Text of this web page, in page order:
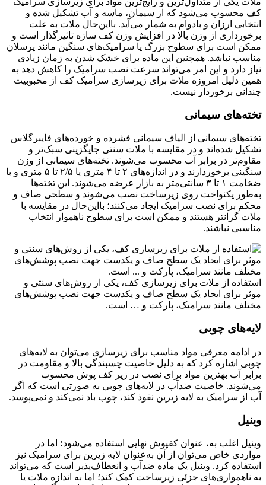
کف محسوب می‌شود که از سیمان، ماسه و آب تشکیل شده و
انتخابی ارزان و بادوام به شمار می‌آید. بااین‌حال ملات به علت
برخورداری از وزن بالا در افزایش وزن کف سازه تاثیرگذار است و
ممکن است برای سطوح بزرگ یا سرامیک‌های سنگین مانند پرسلان
مناسب نباشد. همچنین این ماده برای خشک شدن به زمان زیادی
نیاز دارد و این امر می‌تواند سرعت نصب سرامیک را کاهش دهد به
همین دلیل امروزه ملات برای زیرسازی سرامیک کف از محبوبیت
چندانی برخوردار نیست.
تخته‌های سیمانی
تخته‌های سیمانی از الیاف سیمانی فشرده و خورده‌های فایبرگلاس
تشکیل شده‌اند و در مقایسه با ملات سنتی جایگزینی سبک‌تر و
مقاوم‌تر در برابر آب محسوب می‌شوند. تخته‌های سیمانی از وزن
سنگینی برخوردارند و در اندازه‌های ۲ تا ۴ متری یا ۲/۵ تا ۵ متری و با
ضخامت ۱ تا ۳ سانتی‌متر به بازار عرضه می‌شوند. این تخته‌ها
به‌طور یکنواخت روی زیرساخت نصب می‌شوند و سطحی صاف و
محکم برای نصب سرامیک ایجاد می‌کنند؛ بااین‌حال در مقایسه با
ملات‌ گرانتر هستند و ممکن است برای سطوح ناهموار انتخاب
مناسبی نباشند.
استفاده از ملات برای زیرسازی کف، یکی از روش‌های سنتی و
موثر برای ایجاد یک سطح صاف و یکدست جهت نصب پوشش‌های
مختلف مانند سرامیک، پارکت و … است.
لایه‌های چوبی
در ادامه معرفی مواد مناسب برای زیرسازی می‌توان به لایه‌های
چوبی اشاره کرد که به دلیل خاصیت چسبندگی بالا و مقاومت در
برابر آب بهترین مواد برای نصب در زیر کف پوش محسوب
می‌شوند. خاصیت ضدآب در لایه‌های چوبی به صورتی است که اگر
آب از سرامیک به لایه زیرین نفوذ کند، چوب باد نمی‌کند و نمی‌پوسد.
وینیل
وینیل اغلب به، عنوان کفپوش نهایی استفاده می‌شود؛ اما در
مواردی خاص می‌توان از آن به‌عنوان لایه زیرین برای سرامیک نیز
استفاده کرد. وینیل یک ماده ضدآب و انعطاف‌پذیر است که می‌تواند
به ناهمواری‌های جزئی زیرساخت کمک کند؛ اما به اندازه ملات یا